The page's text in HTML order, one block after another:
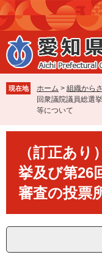
ペ
ー
ジ
の
先
で
す
メ
ニ
ュ
ー
を
ば
し
現在地 ホーム > 組織から
回衆議院議員総選
等について
（訂正あり
挙及び第26
審査の投票